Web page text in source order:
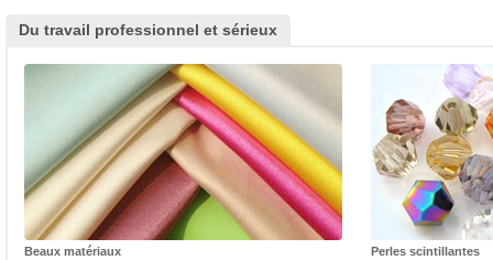
Du travail professionnel et sérieux
Beaux matériaux
Perles scintillantes